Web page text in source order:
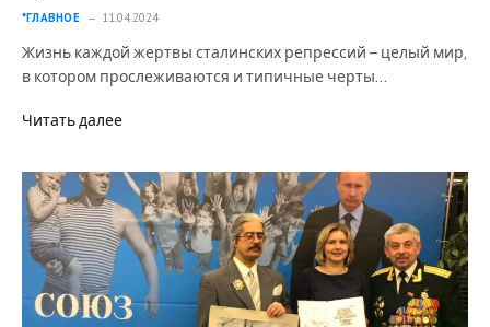
*ГЛАВНОЕ 11.04.2024
Жизнь каждой жертвы сталинских репрессий – целый мир,
в котором прослеживаются и типичные черты…
Читать далее